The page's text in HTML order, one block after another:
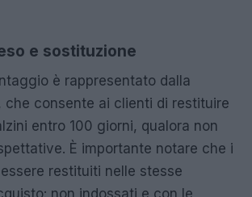
e sostituzione
è rappresentato dalla
che consente ai clienti di restituire
entro 100 giorni, qualora non
È importante notare che i
restituiti nelle stesse
non indossati e con le